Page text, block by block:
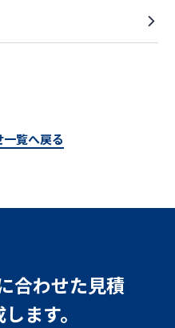
一覧へ戻る
合わせた見積
ます。